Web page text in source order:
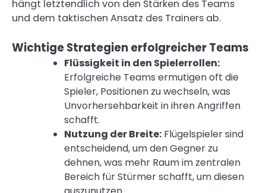
hängt letztendlich von den Stärken des Teams
und dem taktischen Ansatz des Trainers ab.
Wichtige Strategien erfolgreicher Teams
Flüssigkeit in den Spielerrollen:
Erfolgreiche Teams ermutigen oft die
Spieler, Positionen zu wechseln, was
Unvorhersehbarkeit in ihren Angriffen
schafft.
Nutzung der Breite: Flügelspieler sind
entscheidend, um den Gegner zu
dehnen, was mehr Raum im zentralen
Bereich für Stürmer schafft, um diesen